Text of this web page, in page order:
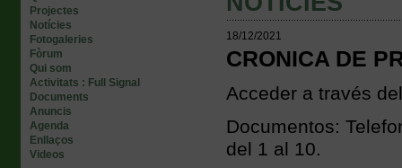
Projectes
Notícies
Fotogaleries
Fòrum
Qui som
Activitats : Full Signal
Documents
Anuncis
Agenda
Enllaços
Videos
18/12/2021
CRONICA DE
Acceder a través
Documentos:
del 1 al 10.